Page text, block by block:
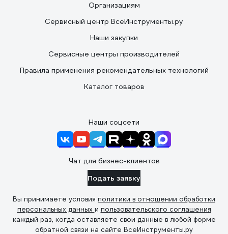
Организациям
Сервисный центр ВсеИнструменты.ру
Наши закупки
Сервисные центры производителей
Правила применения рекомендательных технологий
Каталог товаров
Наши соцсети
Чат для бизнес-клиентов
Подать заявку
Вы принимаете условия политики в отношении обработки
персональных данных и пользовательского соглашения
каждый раз, когда оставляете свои данные в любой форме
обратной связи на сайте ВсеИнструменты.ру